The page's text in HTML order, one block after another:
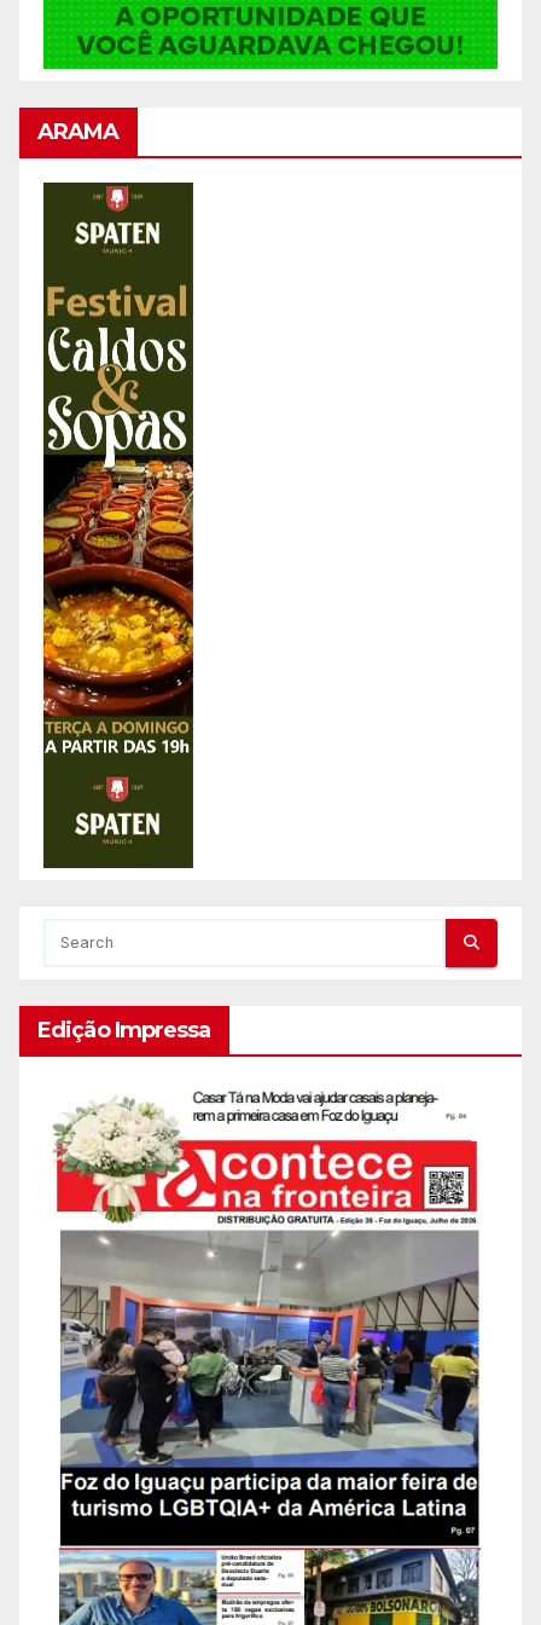
ARAMA
Edição Impressa